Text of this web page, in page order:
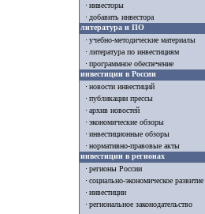
инвесторы
добавить инвестора
литература и ПО
учебно-методические материалы
литература по инвестициям
программное обеспечение
инвестиции в России
новости инвестиций
публикации прессы
архив новостей
экономические обзоры
инвестиционные обзоры
нормативно-правовые акты
инвестиции в регионах
регионы России
социально-экономическое развитие
инвестиции
региональное законодательство